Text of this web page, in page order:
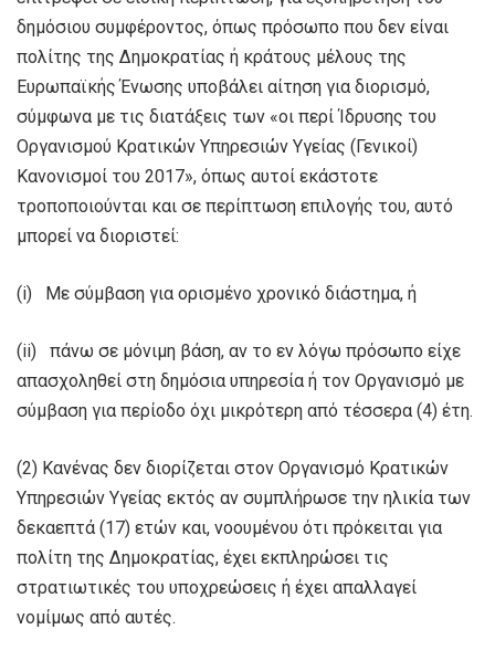
δημόσιου συμφέροντος, όπως πρόσωπο που δεν είναι
πολίτης της Δημοκρατίας ή κράτους μέλους της
Ευρωπαϊκής Ένωσης υποβάλει αίτηση για διορισμό,
σύμφωνα με τις διατάξεις των «οι περί Ίδρυσης του
Οργανισμού Κρατικών Υπηρεσιών Υγείας (Γενικοί)
Κανονισμοί του 2017», όπως αυτοί εκάστοτε
τροποποιούνται και σε περίπτωση επιλογής του, αυτό
μπορεί να διοριστεί:
(i) Με σύμβαση για ορισμένο χρονικό διάστημα, ή
(ii) πάνω σε μόνιμη βάση, αν το εν λόγω πρόσωπο είχε
απασχοληθεί στη δημόσια υπηρεσία ή τον Οργανισμό με
σύμβαση για περίοδο όχι μικρότερη από τέσσερα (4) έτη.
(2) Κανένας δεν διορίζεται στον Οργανισμό Κρατικών
Υπηρεσιών Υγείας εκτός αν συμπλήρωσε την ηλικία των
δεκαεπτά (17) ετών και, νοουμένου ότι πρόκειται για
πολίτη της Δημοκρατίας, έχει εκπληρώσει τις
στρατιωτικές του υποχρεώσεις ή έχει απαλλαγεί
νομίμως από αυτές.